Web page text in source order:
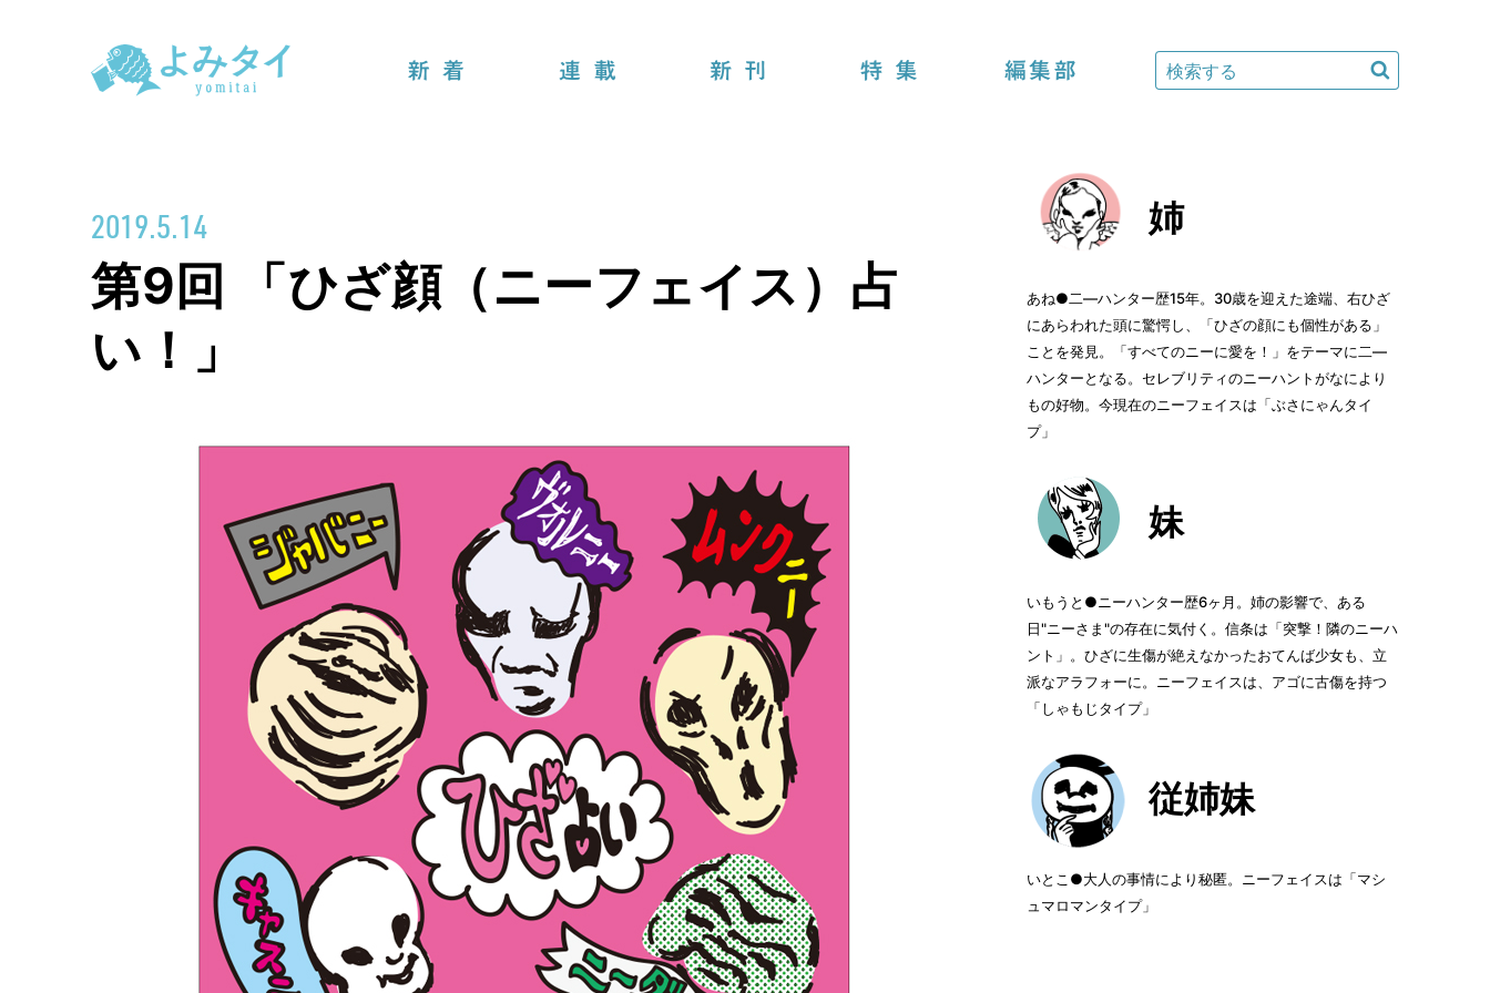
2019.5.14
第9回 「︎ひざ顔（ニーフェイス）占
い！」
姉
あね●二―ハンター歴15年。30歳を迎えた途端、右ひざ
にあらわれた頭に驚愕し、「ひざの顔にも個性がある」
ことを発見。「すべてのニーに愛を！」をテーマに二―
ハンターとなる。セレブリティのニーハントがなにより
もの好物。今現在のニーフェイスは「ぶさにゃんタイ
プ」
妹
いもうと●ニーハンター歴6ヶ月。姉の影響で、ある
日"ニーさま"の存在に気付く。信条は「突撃！隣のニーハ
ント」。ひざに生傷が絶えなかったおてんば少女も、立
派なアラフォーに。ニーフェイスは、アゴに古傷を持つ
「しゃもじタイプ」
従姉妹
いとこ●大人の事情により秘匿。ニーフェイスは「マシ
ュマロマンタイプ」